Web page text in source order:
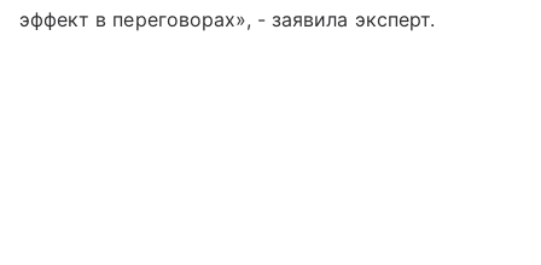
эффект в переговорах», - заявила эксперт.